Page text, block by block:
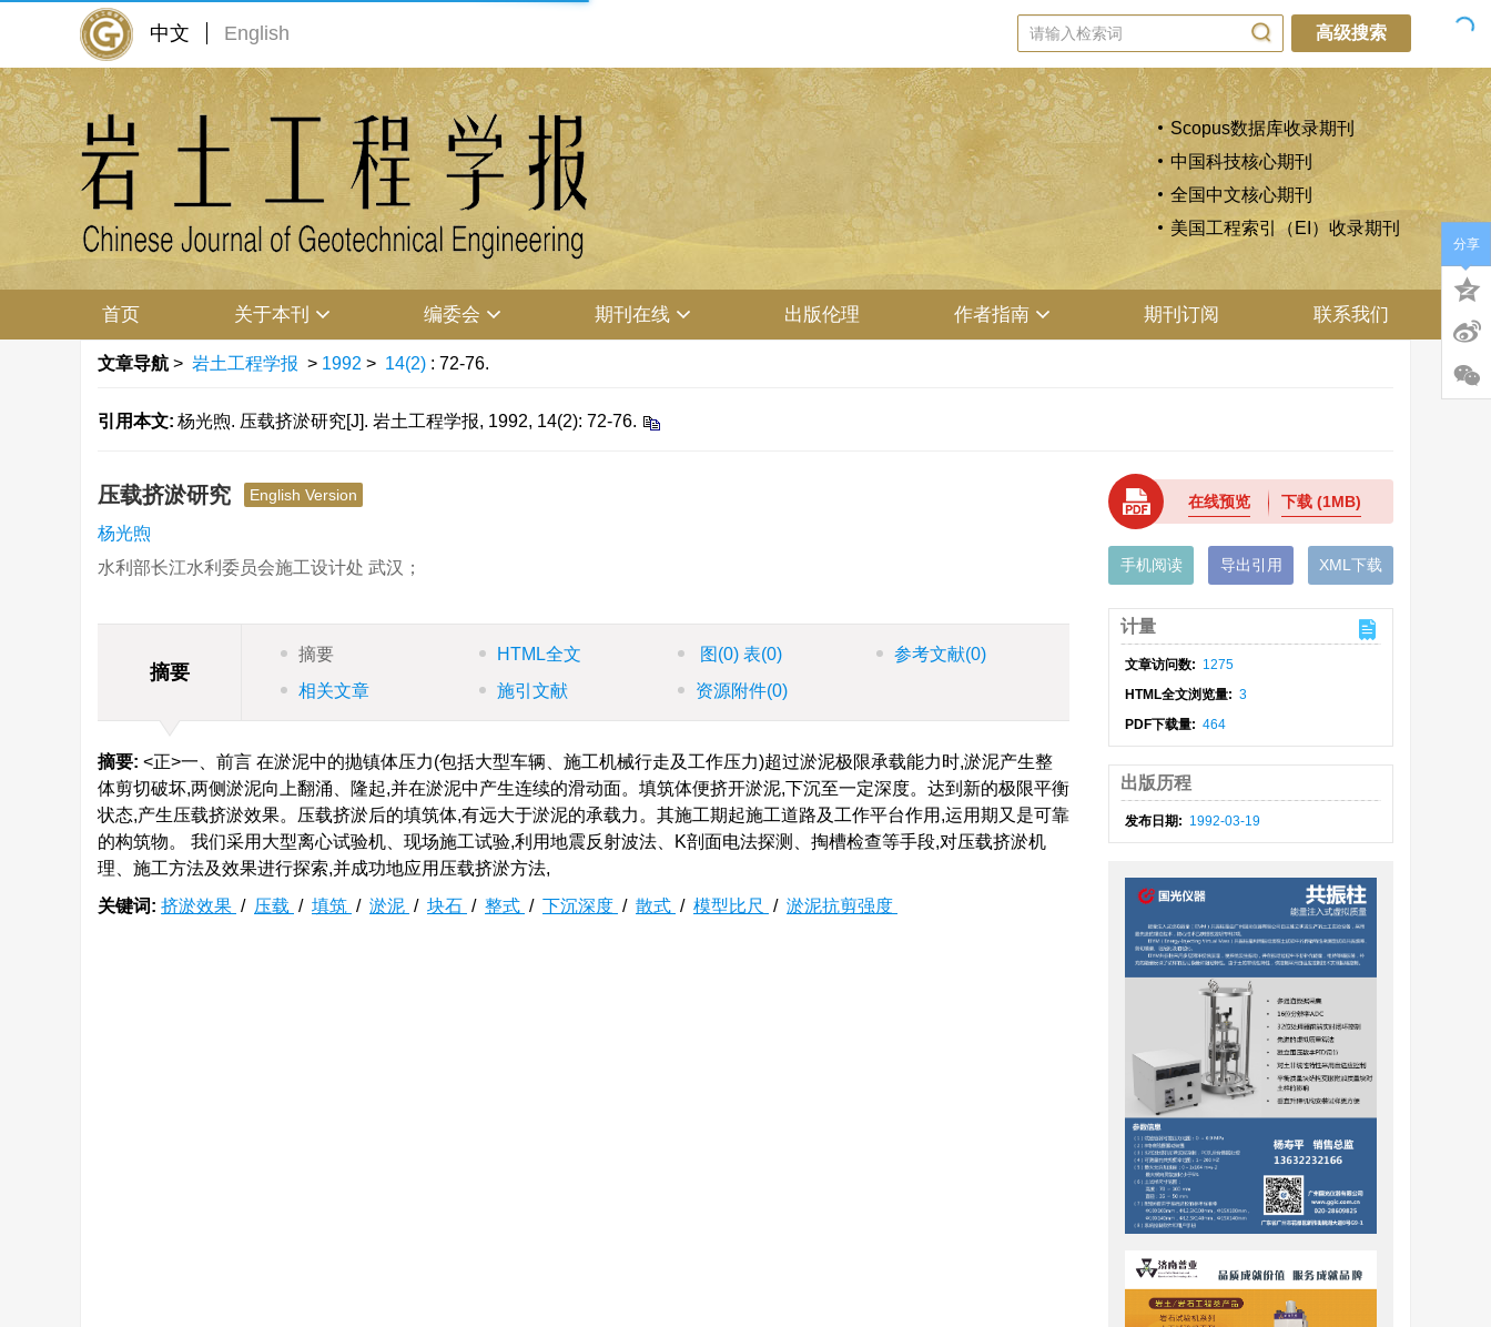
中文 English 高级搜索
Scopus数据库收录期刊
中国科技核心期刊
全国中文核心期刊
美国工程索引（EI）收录期刊
首页 关于本刊 编委会 期刊在线 出版伦理 作者指南 期刊订阅 联系我们
文章导航 > 岩土工程学报 > 1992 > 14(2) : 72-76.
引用本文: 杨光煦. 压载挤淤研究[J]. 岩土工程学报, 1992, 14(2): 72-76.
压载挤淤研究 English Version
杨光煦
水利部长江水利委员会施工设计处 武汉；
摘要
摘要 HTML全文 图 (0) 表(0) 参考文献(0)
相关文章
施引文献 资源附件(0)
摘要: <正>一、前言 在淤泥中的抛镇体压力(包括大型车辆、施工机械行走及工作压力)超过淤泥极限承载能力时,淤泥产生整
体剪切破坏,两侧淤泥向上翻涌、隆起,并在淤泥中产生连续的滑动面。填筑体便挤开淤泥,下沉至一定深度。达到新的极限平衡
状态,产生压载挤淤效果。压载挤淤后的填筑体,有远大于淤泥的承载力。其施工期起施工道路及工作平台作用,运用期又是可靠
的构筑物。 我们采用大型离心试验机、现场施工试验,利用地震反射波法、K剖面电法探测、掏槽检查等手段,对压载挤淤机
理、施工方法及效果进行探索,并成功地应用压载挤淤方法,
关键词: 挤淤效果 / 压载 / 填筑 / 淤泥 / 块石 / 整式 / 下沉深度 / 散式 / 模型比尺 / 淤泥抗剪强度
在线预览 下载(1MB)
手机阅读 导出引用 XML下载
计量
文章访问数: 1275
HTML全文浏览量: 3
PDF下载量: 464
出版历程
发布日期: 1992-03-19
分享